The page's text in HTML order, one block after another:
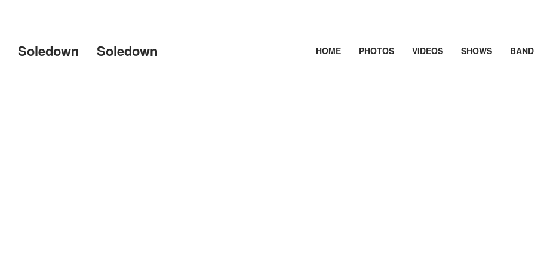
Uname:Linux d69bffeef052 6.12.41+deb13-cloud-amd64 #1 SMP PREEMPT_DYNAMIC
Soledown Soledown HOME PHOTOS VIDEOS SHOWS BAND